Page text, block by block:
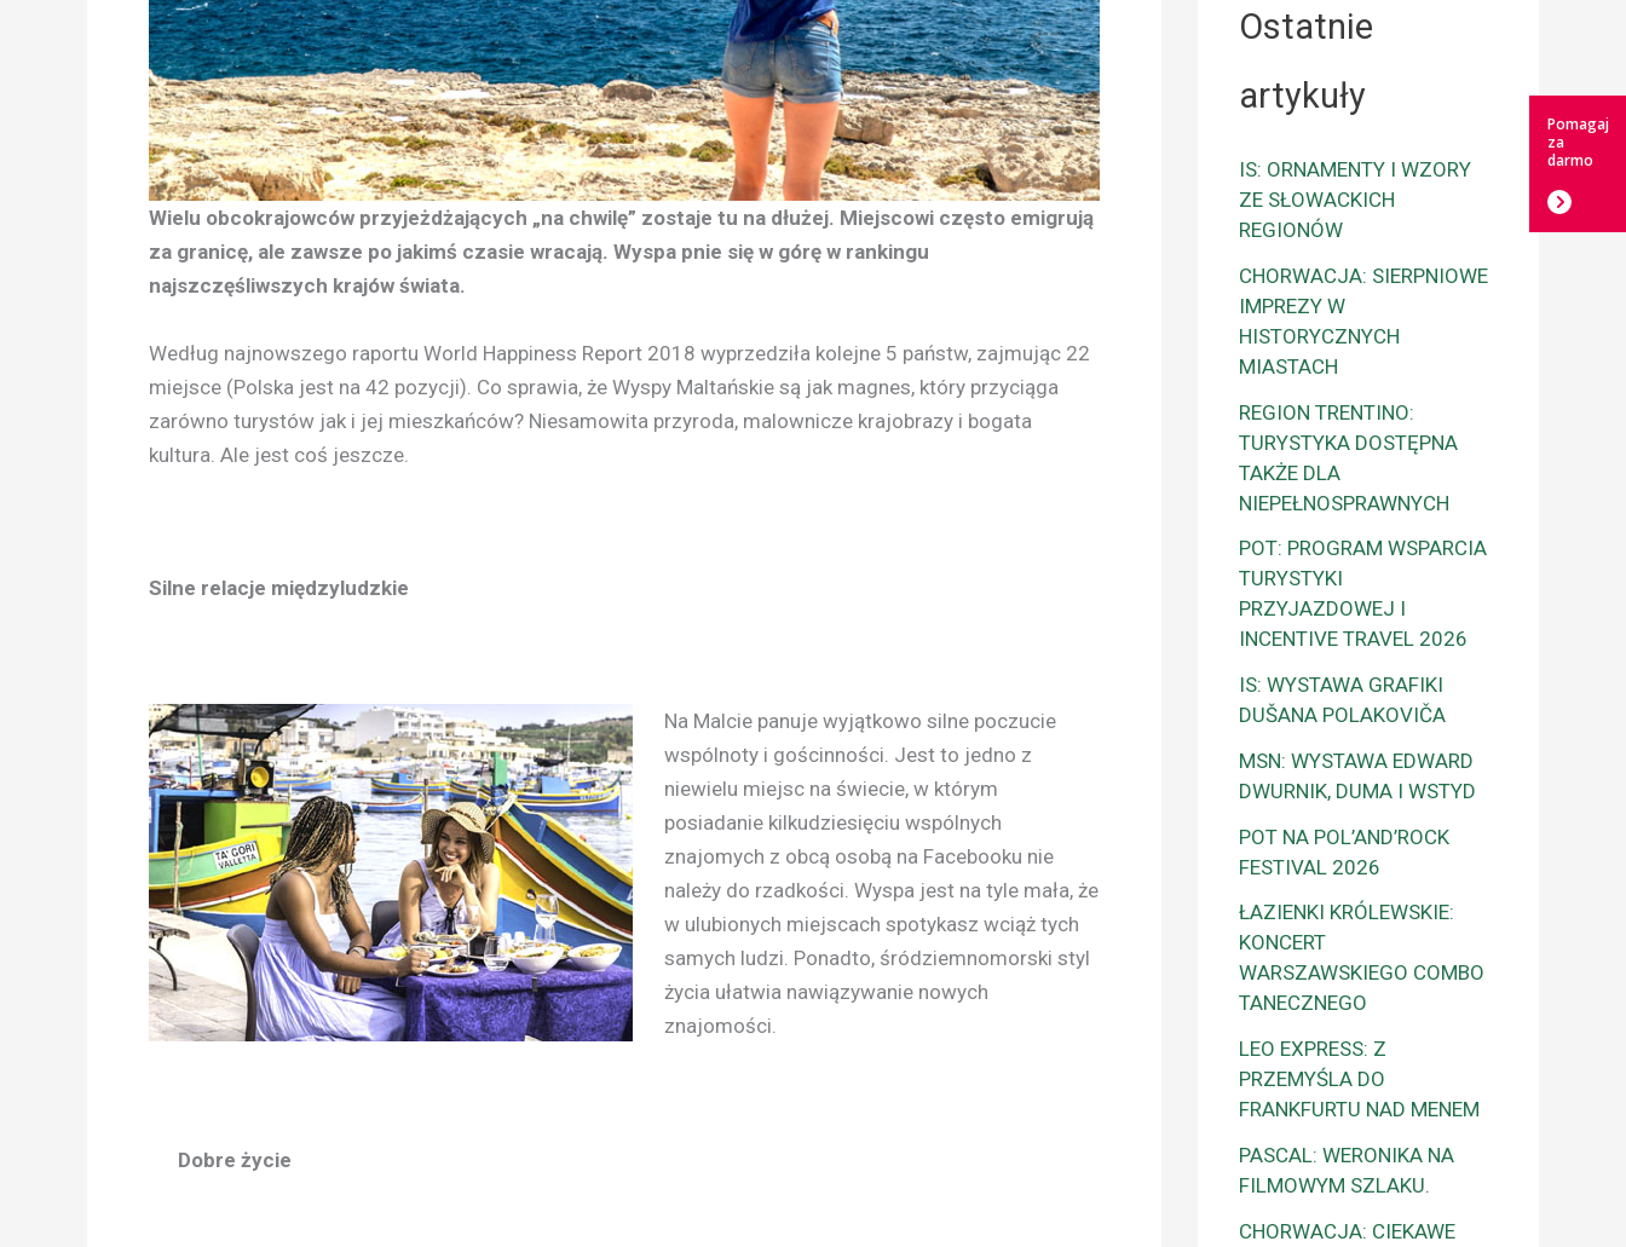
Wielu obcokrajowców przyjeżdżających „na chwilę” zostaje tu na dłużej. Miejscowi często emigrują
za granicę, ale zawsze po jakimś czasie wracają. Wyspa pnie się w górę w rankingu
najszczęśliwszych krajów świata.
Według najnowszego raportu World Happiness Report 2018 wyprzedziła kolejne 5 państw, zajmując 22
miejsce (Polska jest na 42 pozycji). Co sprawia, że Wyspy Maltańskie są jak magnes, który przyciąga
zarówno turystów jak i jej mieszkańców? Niesamowita przyroda, malownicze krajobrazy i bogata
kultura. Ale jest coś jeszcze.
Silne relacje międzyludzkie
Na Malcie panuje wyjątkowo silne poczucie
wspólnoty i gościnności. Jest to jedno z
niewielu miejsc na świecie, w którym
posiadanie kilkudziesięciu wspólnych
znajomych z obcą osobą na Facebooku nie
należy do rzadkości. Wyspa jest na tyle mała, że
w ulubionych miejscach spotykasz wciąż tych
samych ludzi. Ponadto, śródziemnomorski styl
życia ułatwia nawiązywanie nowych
znajomości.
Dobre życie
Ostatnie
artykuły
IS: ORNAMENTY I WZORY
ZE SŁOWACKICH
REGIONÓW
CHORWACJA: SIERPNIOWE
IMPREZY W
HISTORYCZNYCH
MIASTACH
REGION TRENTINO:
TURYSTYKA DOSTĘPNA
TAKŻE DLA
NIEPEŁNOSPRAWNYCH
POT: PROGRAM WSPARCIA
TURYSTYKI
PRZYJAZDOWEJ I
INCENTIVE TRAVEL 2026
IS: WYSTAWA GRAFIKI
DUŠANA POLAKOVIČA
MSN: WYSTAWA EDWARD
DWURNIK, DUMA I WSTYD
POT NA POL’AND’ROCK
FESTIVAL 2026
ŁAZIENKI KRÓLEWSKIE:
KONCERT
WARSZAWSKIEGO COMBO
TANECZNEGO
LEO EXPRESS: Z
PRZEMYŚLA DO
FRANKFURTU NAD MENEM
PASCAL: WERONIKA NA
FILMOWYM SZLAKU.
CHORWACJA: CIEKAWE
Pomagaj
za
darmo